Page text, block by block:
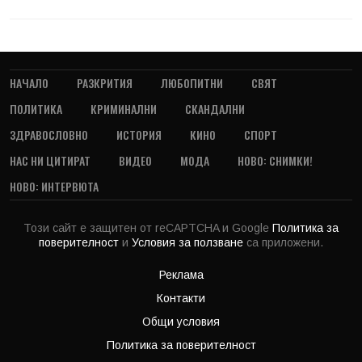
НАЧАЛО РАЗКРИТИЯ ЛЮБОПИТНИ
СВЯТ
ПОЛИТИКА
КРИМИНАЛНИ
СКАНДАЛНИ
ЗДРАВОСЛОВНО
ИСТОРИЯ КИНО
СПОРТ
НАС НИ ЦИТИРАТ
ВИДЕО МОДА
НОВО: СНИМКИ!
НОВО: ИНТЕРВЮТА
Този сайт е защитен от reCAPTCHA и Google Политика за
поверителност и Условия за ползване са приложени.
Реклама
Контакти
Общи условия
Политика за поверителност